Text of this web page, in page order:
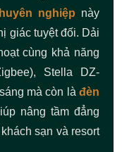
nghiệp này
giác tuyệt đối. Dải
cùng khả năng
Stella DZ-
mà còn là đèn
nâng tầm đẳng
sạn và resort